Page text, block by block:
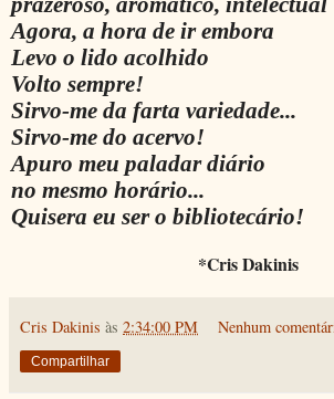
Agora, a hora de ir embora
Levo o lido acolhido
Volto sempre!
Sirvo-me da farta variedade...
Sirvo-me do acervo!
Apuro meu paladar diário
no mesmo horário...
Quisera eu ser o bibliotecário!
*Cris Dakinis
Cris Dakinis às 2:34:00 PM Nenhum
Compartilhar